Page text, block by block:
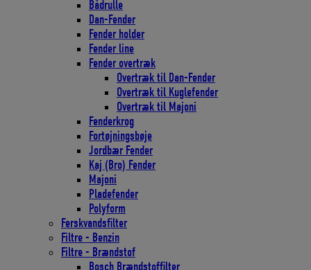
Bådrulle
Dan-Fender
Fender holder
Fender line
Fender overtræk
Overtræk til Dan-Fender
Overtræk til Kuglefender
Overtræk til Majoni
Fenderkrog
Fortøjningsbøje
Jordbær Fender
Kaj (Bro) Fender
Majoni
Pladefender
Polyform
Ferskvandsfilter
Filtre - Benzin
Filtre - Brændstof
Bosch Brændstoffilter